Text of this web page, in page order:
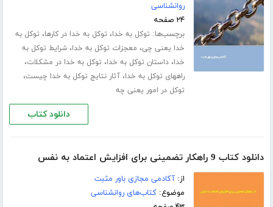
روانشناسی
۲۴ صفحه
برچسب‌ها: توکل به خدا، توکل به خدا در کارها، توکل به
خدا یعنی چی، معجزات توکل به خدا،شرایط توکل به
خدا،داستان توکل به خدا، توکل به خدا در مشکلات،
راههای توکل به خدا،آثار نتایج توکل به خدا چیست،
توکل در امور یعنی چه
دانلود کتاب
دانلود کتاب 9 راهکار تضمینی برای افزایش اعتماد به نفس
از:آکادمی مجازی باور مثبت
موضوع:کتاب‌های روانشناسی